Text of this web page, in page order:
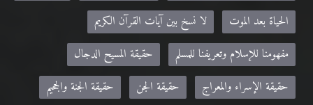
الحياة بعد الموت
لا نسخ بين آيات القرآن الكريم
مفهومنا للإسلام وتعريفنا للمسلم
حقيقة المسيح الدجال
حقيقة الإسراء والمعراج
حقيقة الجن
حقيقة الجنة والجحيم